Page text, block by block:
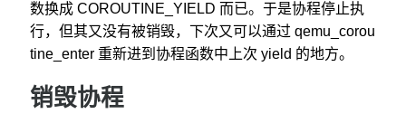
数换成 COROUTINE_YIELD 而已。于是协程停止执
行，但其又没有被销毁，下次又可以通过 qemu_corou
tine_enter 重新进到协程函数中上次 yield 的地方。
销毁协程